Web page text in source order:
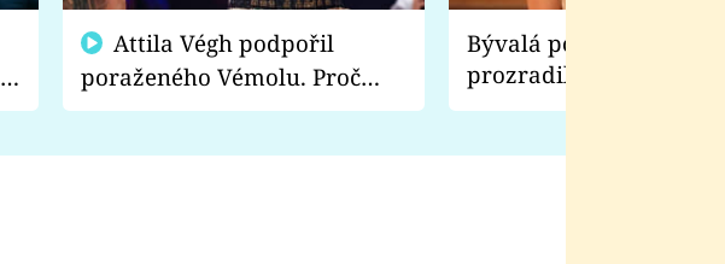
poraženého Vémolu. Proč
chce raději zápasit s ním než
Bývalá pornoherečka
prozradila, co ji
natáčení Euforie.